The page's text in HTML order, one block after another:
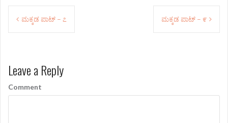
t
n
ಮಕ್ಕಡ ಪಾಟ್ – ೭ ಮಕ್ಕಡ ಪಾಟ್ – ೯
Leave a Reply
Comment